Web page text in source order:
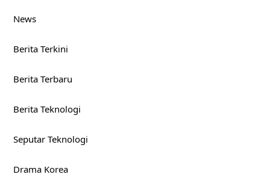
News
Berita Terkini
Berita Terbaru
Berita Teknologi
Seputar Teknologi
Drama Korea